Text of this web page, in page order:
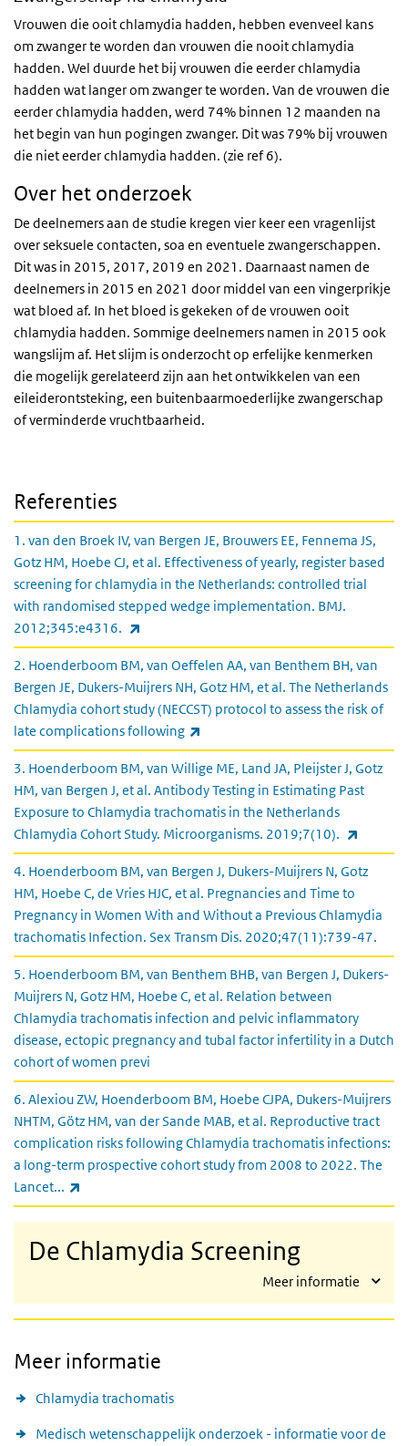
Vrouwen die ooit chlamydia hadden, hebben evenveel kans
om zwanger te worden dan vrouwen die nooit chlamydia
hadden. Wel duurde het bij vrouwen die eerder chlamydia
hadden wat langer om zwanger te worden. Van de vrouwen die
eerder chlamydia hadden, werd 74% binnen 12 maanden na
het begin van hun pogingen zwanger. Dit was 79% bij vrouwen
die niet eerder chlamydia hadden. (zie ref 6).
Over het onderzoek
De deelnemers aan de studie kregen vier keer een vragenlijst
over seksuele contacten, soa en eventuele zwangerschappen.
Dit was in 2015, 2017, 2019 en 2021. Daarnaast namen de
deelnemers in 2015 en 2021 door middel van een vingerprikje
wat bloed af. In het bloed is gekeken of de vrouwen ooit
chlamydia hadden. Sommige deelnemers namen in 2015 ook
wangslijm af. Het slijm is onderzocht op erfelijke kenmerken
die mogelijk gerelateerd zijn aan het ontwikkelen van een
eileiderontsteking, een buitenbaarmoederlijke zwangerschap
of verminderde vruchtbaarheid.
Referenties
1. van den Broek IV, van Bergen JE, Brouwers EE, Fennema JS,
Gotz HM, Hoebe CJ, et al. Effectiveness of yearly, register based
screening for chlamydia in the Netherlands: controlled trial
with randomised stepped wedge implementation. BMJ.
2012;345:e4316.
2. Hoenderboom BM, van Oeffelen AA, van Benthem BH, van
Bergen JE, Dukers-Muijrers NH, Gotz HM, et al. The Netherlands
Chlamydia cohort study (NECCST) protocol to assess the risk of
late complications following
3. Hoenderboom BM, van Willige ME, Land JA, Pleijster J, Gotz
HM, van Bergen J, et al. Antibody Testing in Estimating Past
Exposure to Chlamydia trachomatis in the Netherlands
Chlamydia Cohort Study. Microorganisms. 2019;7(10).
4. Hoenderboom BM, van Bergen J, Dukers-Muijrers N, Gotz
HM, Hoebe C, de Vries HJC, et al. Pregnancies and Time to
Pregnancy in Women With and Without a Previous Chlamydia
trachomatis Infection. Sex Transm Dis. 2020;47(11):739-47.
5. Hoenderboom BM, van Benthem BHB, van Bergen J, Dukers-
Muijrers N, Gotz HM, Hoebe C, et al. Relation between
Chlamydia trachomatis infection and pelvic inflammatory
disease, ectopic pregnancy and tubal factor infertility in a Dutch
cohort of women previ
6. Alexiou ZW, Hoenderboom BM, Hoebe CJPA, Dukers-Muijrers
NHTM, Götz HM, van der Sande MAB, et al. Reproductive tract
complication risks following Chlamydia trachomatis infections:
a long-term prospective cohort study from 2008 to 2022. The
Lancet...
De Chlamydia Screening
Meer informatie
Meer informatie
Chlamydia trachomatis
Medisch wetenschappelijk onderzoek - informatie voor de